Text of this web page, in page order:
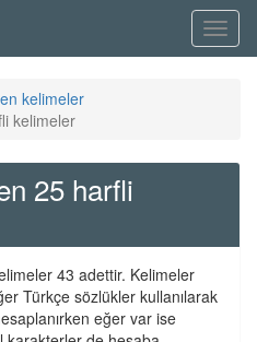
Menü
kelimeler
kelimeler
25 harfli
43 adettir. Kelimeler
Türkçe sözlükler kullanılarak
eğer var ise